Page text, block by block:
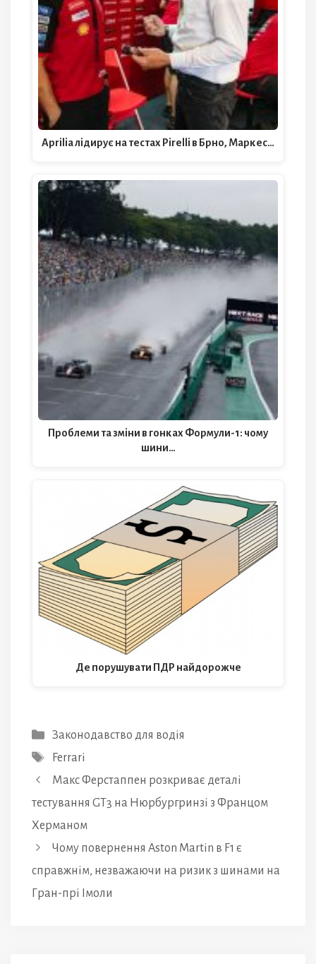
Aprilia лідирує на тестах Pirelli в Брно, Маркес…
Проблеми та зміни в гонках Формули-1: чому
шини…
Де порушувати ПДР найдорожче
Категорії
Законодавство для водія
Позначки
Ferrari
Макс Ферстаппен розкриває деталі
тестування GT3 на Нюрбургринзі з Францом
Херманом
Чому повернення Aston Martin в F1 є
справжнім, незважаючи на ризик з шинами на
Гран-прі Імоли